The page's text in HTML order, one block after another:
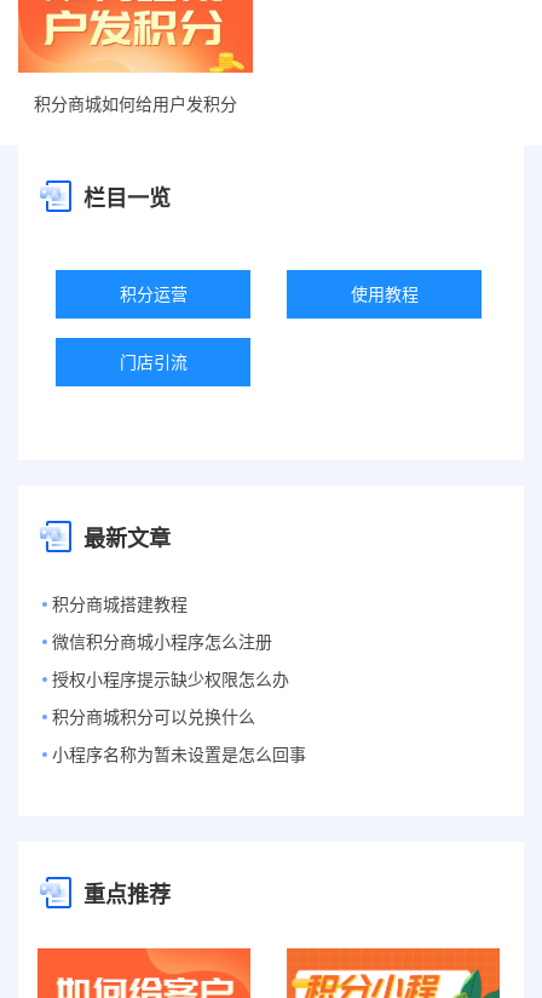
积分商城如何给用户发积分
栏目一览
积分运营 使用教程
门店引流
最新文章
积分商城搭建教程
微信积分商城小程序怎么注册
授权小程序提示缺少权限怎么办
积分商城积分可以兑换什么
小程序名称为暂未设置是怎么回事
重点推荐